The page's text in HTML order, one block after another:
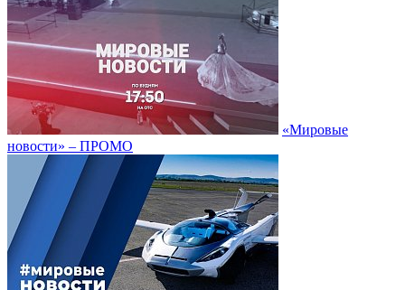
«Мировые
новости» – ПРОМО